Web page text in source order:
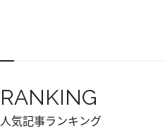
RANKING
人気記事ランキング